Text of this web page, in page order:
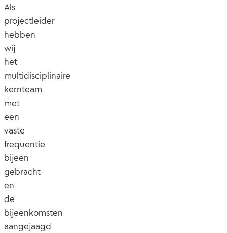
Als
projectleider
hebben
wij
het
multidisciplinaire
kernteam
met
een
vaste
frequentie
bijeen
gebracht
en
de
bijeenkomsten
aangejaagd